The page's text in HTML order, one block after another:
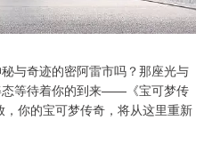
与奇迹的密阿雷市吗？那座光与
态等待着你的到来——《宝可梦传
你的宝可梦传奇，将从这里重新